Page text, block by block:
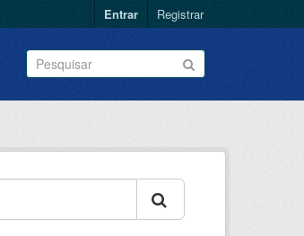
Entrar Registrar